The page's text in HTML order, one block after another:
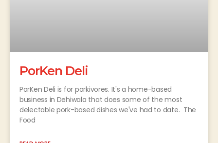
PorKen Deli
PorKen Deli is for porkivores. It's a home-based
business in Dehiwala that does some of the most
delectable pork-based dishes we've had to date. The
Food